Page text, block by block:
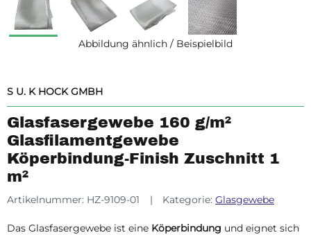
Abbildung ähnlich / Beispielbild
S U. K HOCK GMBH
Glasfasergewebe 160 g/m²
Glasfilamentgewebe
Köperbindung-Finish Zuschnitt 1
m²
Artikelnummer: HZ-9109-01 Kategorie: Glasgewebe
Das Glasfasergewebe ist eine Köperbindung und eignet sich